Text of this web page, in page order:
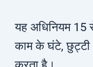
यह अधिनियम 15
काम के घंटे, छुट्टी